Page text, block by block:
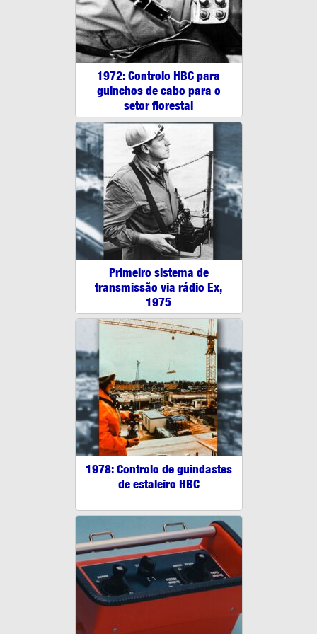
1972: Controlo HBC para
guinchos de cabo para o
setor florestal
Primeiro sistema de
transmissão via rádio Ex,
1975
1978: Controlo de guindastes
de estaleiro HBC